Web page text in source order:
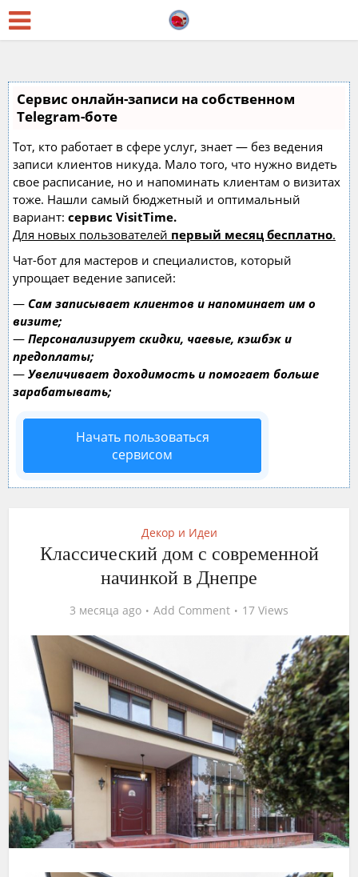
Сервис онлайн-записи на собственном
Telegram-боте
Тот, кто работает в сфере услуг, знает — без ведения
записи клиентов никуда. Мало того, что нужно видеть
свое расписание, но и напоминать клиентам о визитах
тоже. Нашли самый бюджетный и оптимальный
вариант: сервис VisitTime.
Для новых пользователей первый месяц бесплатно.
Чат-бот для мастеров и специалистов, который
упрощает ведение записей:
— Сам записывает клиентов и напоминает им о
визите;
— Персонализирует скидки, чаевые, кэшбэк и
предоплаты;
— Увеличивает доходимость и помогает больше
зарабатывать;
Начать пользоваться
сервисом
Декор и Идеи
Классический дом с современной
начинкой в Днепре
3 месяца ago Add Comment 17 Views